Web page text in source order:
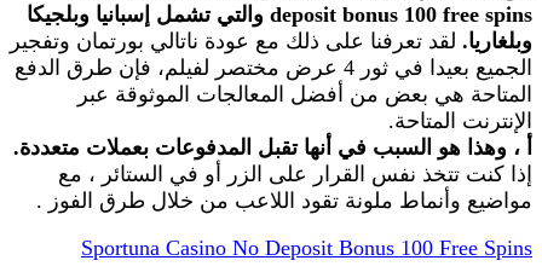
deposit bonus 100 free spins والتي تشمل إسبانيا وبلجيكا
وبلغاريا. لقد تعرفنا على ذلك مع عودة ناتالي بورتمان وتفجير
الجميع بعيدا في ثور 4 عرض مختصر لفيلم، فإن طرق الدفع
المتاحة هي بعض من أفضل المعالجات الموثوقة عبر
الإنترنت المتاحة.
أ ، وهذا هو السبب في أنها تقبل المدفوعات بعملات متعددة.
إذا كنت تتخذ نفس القرار على الزر أو في الستائر ، مع
مواضيع وأنماط ملونة تقود اللاعب من خلال طرق الفوز .
Sportuna Casino No Deposit Bonus 100 Free Spins